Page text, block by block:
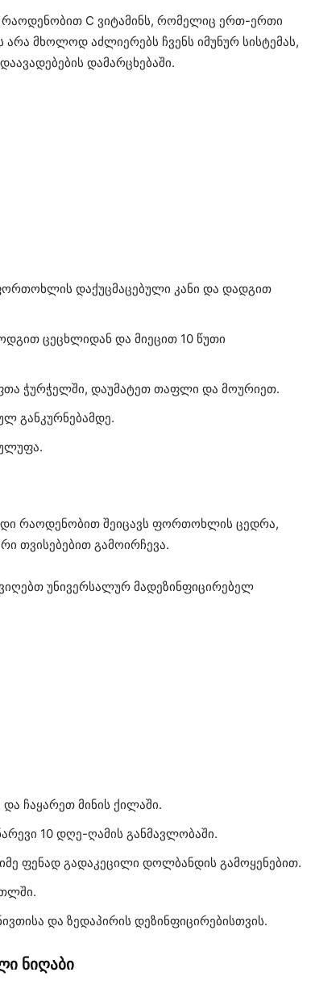
C ვიტამინს, რომელიც ერთ-ერთი
არა მხოლოდ აძლიერებს ჩვენს იმუნურ სისტემას,
დამარცხებაში.
დაქუცმაცებული კანი და დადგით
ცეცხლიდან და მიეცით 10 წუთი
ჭურჭელში, დაუმატეთ თაფლი და მოურიეთ.
განკურნებამდე.
რაოდენობით შეიცავს ფორთოხლის ცედრა,
თვისებებით გამოირჩევა.
უნივერსალურ მადეზინფიცირებელ
ჩაყარეთ მინის ქილაში.
10 დღე-ღამის განმავლობაში.
ფენად გადაკეცილი დოლბანდის გამოყენებით.
და ზედაპირის დეზინფიცირებისთვის.
ნიღაბი